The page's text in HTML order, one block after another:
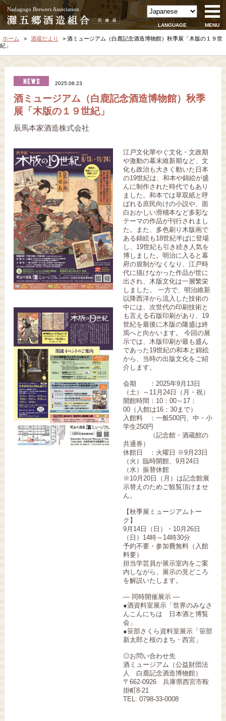
Nadagogo Brewers Association
LANGUAGE MENU
ホーム 酒蔵だより
酒ミュージアム（白鹿記念酒造博物館）秋季展「木版の１９世
紀」
2025.08.23
酒ミュージアム（白鹿記念酒造博物館）秋季
展「木版の１９世紀」
辰馬本家酒造株式会社
江戸文化華やぐ文化・文政期
や激動の幕末維新期など、文
化も政治も大きく動いた日本
の19世紀は、和本や錦絵が盛
んに制作された時代でもあり
ました。和本では草双紙と呼
ばれる庶民向けの小説や、面
白おかしい滑稽本など多彩な
テーマの作品が刊行されまし
た。また、多色刷り木版画で
ある錦絵も18世紀半ばに登場
し、19世紀も引き続き人気を
博しました。明治に入ると幕
府の規制がなくなり、江戸時
代に描けなかった作品が世に
出され、木版文化は一層繁栄
しました。 一方で、明治維新
以降西洋から流入した技術の
中には、次世代の印刷技術と
も言える石版印刷があり、19
世紀を最後に木版の隆盛は終
焉へと向かいます。 今回の展
示では、木版印刷が最も盛ん
であった19世紀の和本と錦絵
から、当時の出版文化をご紹
介します。
会期 ：2025年9月13日
（土）～11月24日（月・祝）
開館時間：10：00～17：
00（入館は16：30まで）
入館料 ：一般500円、中・小
学生250円
（記念館・酒蔵館の
共通券）
休館日 ：火曜日 ※9月23日
（火）臨時開館、9月24日
（水）振替休館
※10月20日（月）は記念館展
示替えのためご観覧頂けませ
ん。
【秋季展ミュージアムトー
ク】
9月14日（日）・10月26日
（日）14時～14時30分
予約不要・参加費無料（入館
料要）
担当学芸員が展示室内をご案
内しながら、展示の見どころ
を解説いたします。
― 同時開催展示 ―
●酒資料室展示「世界のみなさ
んこんにちは 日本酒と博覧
会」
●笹部さくら資料室展示「笹部
新太郎と桜のまち・西宮」
◎お問い合わせ先
酒ミュージアム（公益財団法
人 白鹿記念酒造博物館）
〒662-0926 兵庫県西宮市鞍
掛町8‐21
TEL: 0798-33-0008